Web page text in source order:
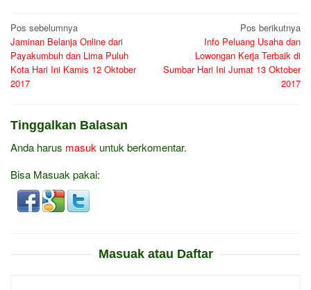
Navigasi
pos
Pos sebelumnya
Jaminan Belanja Online dari
Payakumbuh dan Lima Puluh
Kota Hari Ini Kamis 12 Oktober
2017
Pos berikutnya
Info Peluang Usaha dan
Lowongan Kerja Terbaik di
Sumbar Hari Ini Jumat 13 Oktober
2017
Tinggalkan Balasan
Anda harus masuk untuk berkomentar.
Bisa Masuak pakai:
Masuak atau Daftar